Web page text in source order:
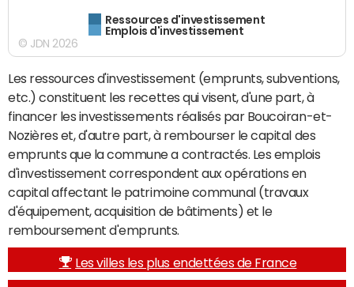
Ressources d'investissement
Emplois d'investissement
© JDN 2026
Les ressources d'investissement (emprunts, subventions,
etc.) constituent les recettes qui visent, d'une part, à
financer les investissements réalisés par Boucoiran-et-
Nozières et, d'autre part, à rembourser le capital des
emprunts que la commune a contractés. Les emplois
d'investissement correspondent aux opérations en
capital affectant le patrimoine communal (travaux
d'équipement, acquisition de bâtiments) et le
remboursement d'emprunts.
Les villes les plus endettées de France